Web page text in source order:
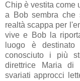
Chip è vestita come
a Bob sembra che
realtà scappa per
vive e Bob la
luogo è
conosciuto i più
direttrice Maria di
svariati approcci